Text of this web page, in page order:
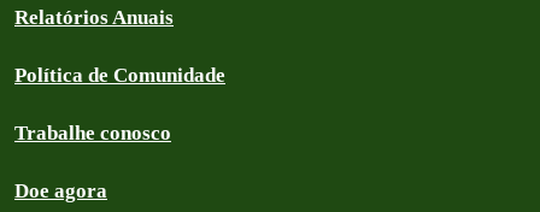
Relatórios Anuais
Política de Comunidade
Trabalhe conosco
Doe agora